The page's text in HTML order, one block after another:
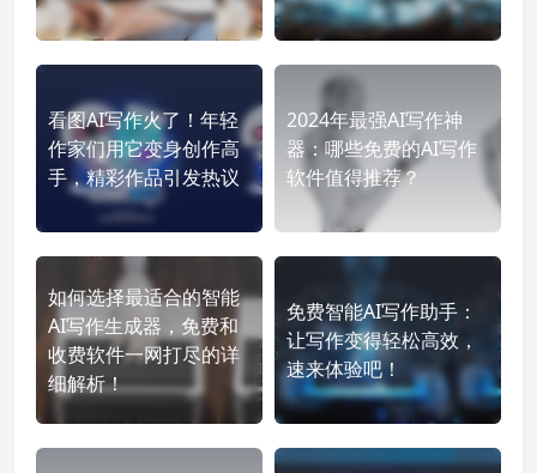
看图AI写作火了！年轻
作家们用它变身创作高
手，精彩作品引发热议
2024年最强AI写作神
器：哪些免费的AI写作
软件值得推荐？
如何选择最适合的智能
AI写作生成器，免费和
收费软件一网打尽的详
细解析！
免费智能AI写作助手：
让写作变得轻松高效，
速来体验吧！